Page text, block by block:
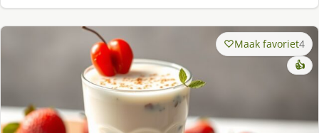
Maak favoriet4
👍